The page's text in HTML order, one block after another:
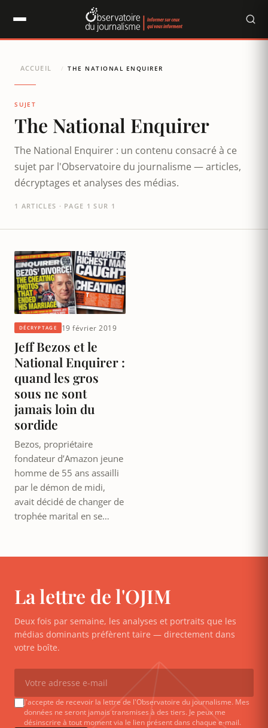
ACCUEIL / THE NATIONAL ENQUIRER
SUJET
The National Enquirer
The National Enquirer : un contenu consacré à ce
sujet par l'Observatoire du journalisme — articles,
décryptages et analyses des médias.
1 ARTICLES · PAGE 1 SUR 1
DÉCRYPTAGE 19 février 2019
Jeff Bezos et le
National Enquirer :
quand les gros
sous ne sont
jamais loin du
sordide
Bezos, propriétaire
fondateur d’Amazon jeune
homme de 55 ans assailli
par le démon de midi,
avait décidé de changer de
trophée marital en se…
La lettre de l'OJIM
Deux fois par semaine, les analyses et portraits que les
médias dominants préfèrent taire — directement dans
votre boîte.
J'accepte de recevoir la lettre de l'Observatoire du journalisme. Mes
données ne seront jamais transmises à des tiers. Je peux me
désinscrire à tout moment via le lien présent dans chaque e-mail.
Panneau de gestion des cookies